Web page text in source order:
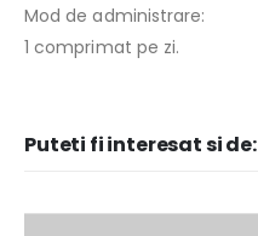
Mod de administrare:
1 comprimat pe zi.
Puteti fi interesat si de: